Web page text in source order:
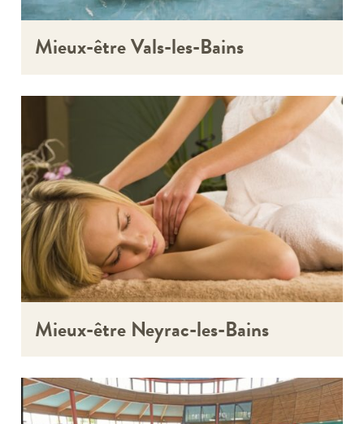
Mieux-être Vals-les-Bains
Mieux-être Neyrac-les-Bains